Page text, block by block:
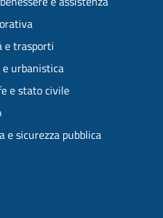
e trasporti
urbanistica
e stato civile
e sicurezza pubblica